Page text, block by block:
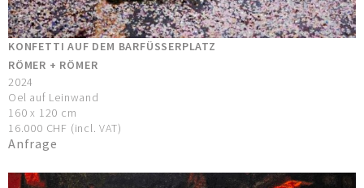
KONFETTI AUF DEM BARFÜSSERPLATZ
RÖMER + RÖMER
2024
Oel auf Leinwand
160 x 120 cm
16.000 CHF (incl. VAT)
Anfrage